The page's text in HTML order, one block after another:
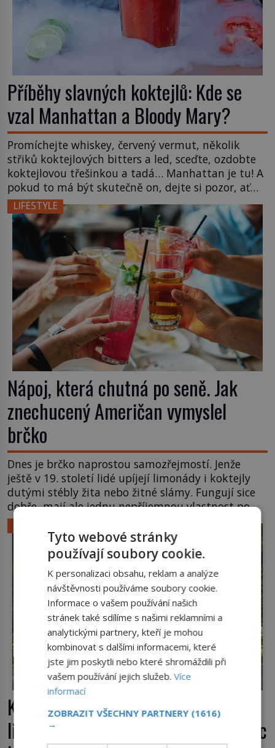
Příběhy slavných koktejlů: Kde se
vzal Manhattan a Bloody Mary?
Promíchejte whiskey, červený vermut, několik
střiků koktejlových bitters a led, sceďte, ozdobte
koktejlovou třešinkou a tadá… Manhattan je tu! A
pokud to má být skutečně on, dejte si pozor, ať
místo klasické americké rye whiskey či klidně
bourbonu nepoužijete skotskou whisku. Co se
stane? Inu, koktejl bude stále skvělý, ale už to
nebude Manhattan ale […]
LIFESTYLE
Nápoj, která chutná po seně. Jak
znechucený Američan vymyslel
brčko
Dnes je brčko naprostou samozřejmostí. Jenže
ještě v 19. století lidé upíjejí limonády i koktejly
dutými stébly žita nebo žitné slámy. Fungují sice
dobře, mají ale jednu nepříjemnou vlastnost po
chvíli se rozmáčejí a nápoji dodávají travnatou
příchuť. Právě tahle drobná nepříjemnost přivede
amerického výrobce cigaretových náustků k
nápadu, který změní způsob pití po celém […]
Kufr, který se konečně rozjede. Proč
lidé čekají na kolečka téměř pět tisíc
Tyto webové stránky
používají soubory cookie.
K personalizaci obsahu, reklam a analýze
návštěvnosti používáme soubory cookie.
Informace o vašem používání našich
stránek také sdílíme s našimi reklamními a
analytickými partnery, kteří je mohou
kombinovat s dalšími informacemi, které
jste jim poskytli nebo které shromáždili při
vašem používání jejich služeb.Více
informací
ZOBRAZIT VŠECHNY PARTNERY (1616)
→